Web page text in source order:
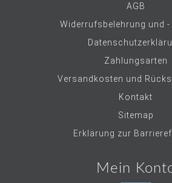
AGB
Widerrufsbelehrung und
Zahlungsarten
Versandkosten und
Kontakt
Sitemap
Erklärung zur
Mein